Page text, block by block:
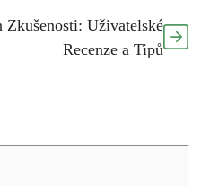
Uživatelské
Recenze a Tipů